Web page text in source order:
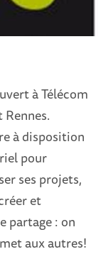
à Télécom
à disposition
pour
ses projets,
et
partage : on
aux autres!